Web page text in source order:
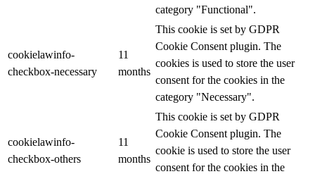
category "Functional".
cookielawinfo-
checkbox-necessary
11
months
This cookie is set by GDPR
Cookie Consent plugin. The
cookies is used to store the user
consent for the cookies in the
category "Necessary".
cookielawinfo-
checkbox-others
11
months
This cookie is set by GDPR
Cookie Consent plugin. The
cookie is used to store the user
consent for the cookies in the